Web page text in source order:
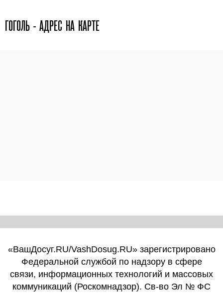
ГОГОЛЬ - АДРЕС НА КАРТЕ
«ВашДосуг.RU/VashDosug.RU» зарегистрировано
Федеральной службой по надзору в сфере
связи, информационных технологий и массовых
коммуникаций (Роскомнадзор). Св-во Эл № ФС